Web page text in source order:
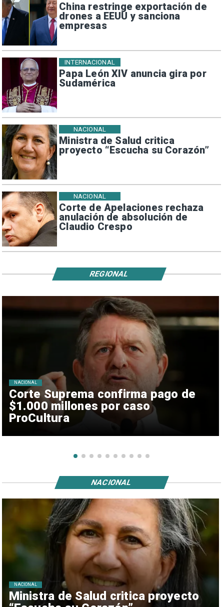
China restringe exportación de
drones a EEUU y sanciona
empresas
Papa León XIV anuncia gira por
Sudamérica
INTERNACIONAL
Ministra de Salud critica
proyecto “Escucha su Corazón”
NACIONAL
Corte de Apelaciones rechaza
anulación de absolución de
Claudio Crespo
NACIONAL
Corte Suprema confirma pago de
$1.000 millones por caso
ProCultura
NACIONAL
REGIONAL
Ministra de Salud critica proyecto
NACIONAL
NACIONAL